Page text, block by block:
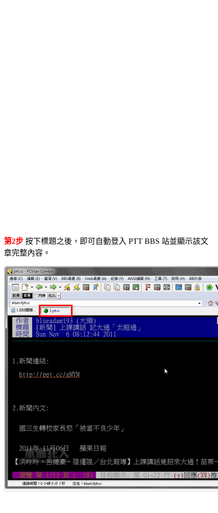
第2步 按下標題之後，即可自動登入 PTT BBS 站並顯示該文
章完整內容。